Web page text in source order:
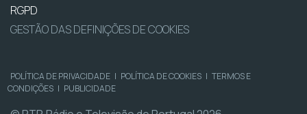
RGPD
GESTÃO DAS DEFINIÇÕES DE COOKIES
POLÍTICA DE PRIVACIDADE | POLÍTICA DE COOKIES | TERMOS E
CONDIÇÕES | PUBLICIDADE